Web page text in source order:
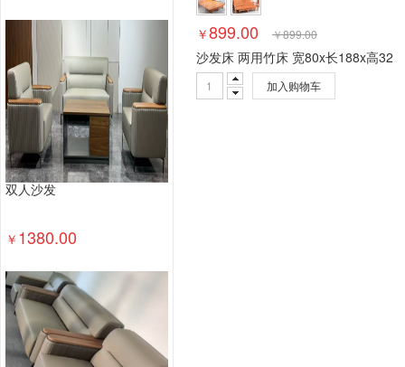
双人沙发
￥ 1380.00
￥899.00 ￥899.00
沙发床 两用竹床 宽80x长188x高32
加入购物车